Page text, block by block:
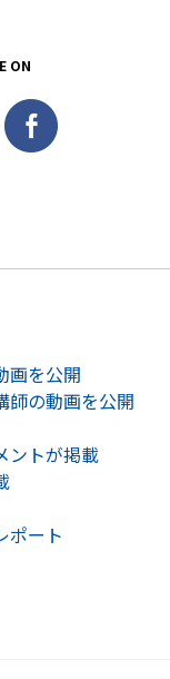
ON
画を公開
師の動画を公開
ントが掲載
ポート